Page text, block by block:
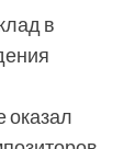
в
оказал